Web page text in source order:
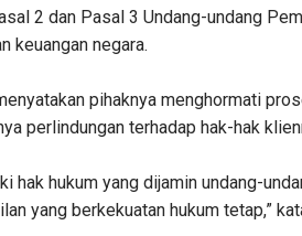
2 dan Pasal 3 Undang-undang
keuangan negara.
pihaknya menghormati
perlindungan terhadap hak-hak
hak hukum yang dijamin undang-
yang berkekuatan hukum tetap,”